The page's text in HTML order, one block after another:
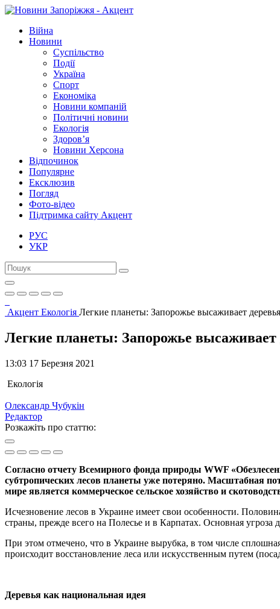
Війна
Новини
Суспільство
Події
Україна
Спорт
Економіка
Новини компаній
Політичні новини
Екологія
Здоров’я
Новини Херсона
Відпочинок
Популярне
Ексклюзив
Погляд
Фото-відео
Підтримка сайту Акцент
РУС
УКР
Акцент Екологія Легкие планеты: Запорожье высаживает
Легкие планеты: Запорожье высаживает
13:03 17 Березня 2021
Екологія
Олександр Чубукін
Редактор
Розкажіть про статтю:
Согласно отчету Всемирного фонда природы WWF
субтропических лесов планеты уже потеряно. Масштабная
мире является коммерческое сельское хозяйство и
Исчезновение лесов в Украине имеет свои особенности.
страны, прежде всего на Полесье и в Карпатах. Основная угроза
При этом отмечено, что в Украине вырубка, в том числе
происходит восстановление леса или искусственным путем
Деревья как национальная идея